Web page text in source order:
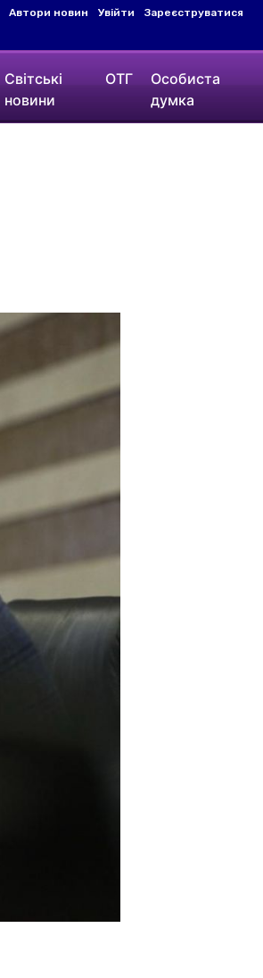
Автори новин Увійти Зареєструватися
Світські
новини
ОТГ
Особиста
думка